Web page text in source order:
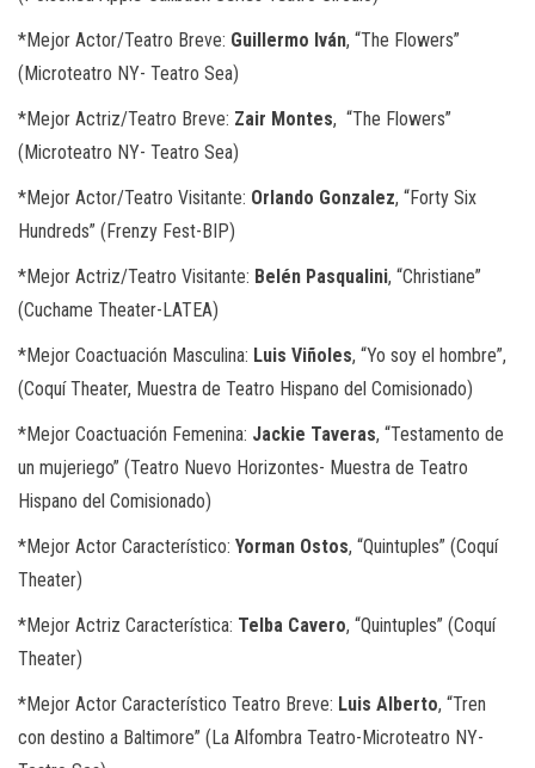
*Mejor Actor/Teatro Breve: Guillermo Iván, “The Flowers”
(Microteatro NY- Teatro Sea)
*Mejor Actriz/Teatro Breve: Zair Montes, “The Flowers”
(Microteatro NY- Teatro Sea)
*Mejor Actor/Teatro Visitante: Orlando Gonzalez, “Forty Six
Hundreds” ( Frenzy Fest-BIP)
*Mejor Actriz/Teatro Visitante: Belén Pasqualini, “Christiane”
(Cuchame Theater-LATEA)
*Mejor Coactuación Masculina: Luis Viñoles, “Yo soy el hombre”,
(Coquí Theater, Muestra de Teatro Hispano del Comisionado)
*Mejor Coactuación Femenina: Jackie Taveras, “Testamento de
un mujeriego” (Teatro Nuevo Horizontes- Muestra de Teatro
Hispano del Comisionado)
*Mejor Actor Característico: Yorman Ostos, “Quintuples” (Coquí
Theater)
*Mejor Actriz Característica: Telba Cavero, “Quintuples” (Coquí
Theater)
*Mejor Actor Característico Teatro Breve: Luis Alberto, “Tren
con destino a Baltimore” (La Alfombra Teatro-Microteatro NY-